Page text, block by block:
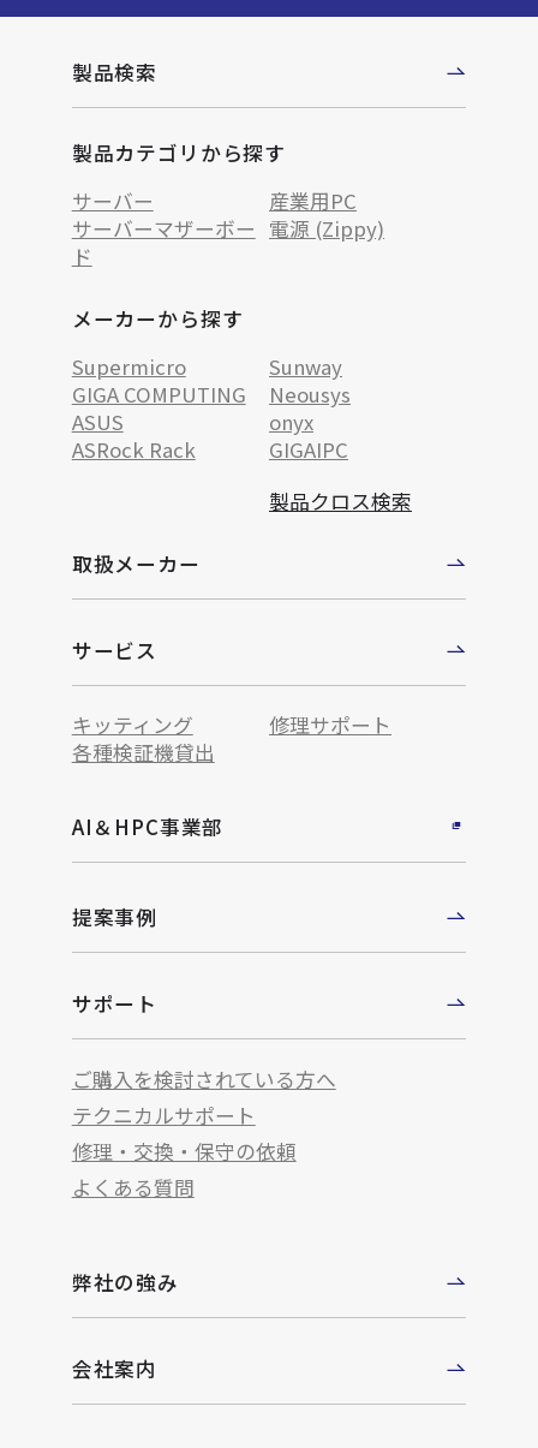
製品検索
製品カテゴリから探す
サーバー
産業用PC
サーバーマザーボー
ド
電源 (Zippy)
メーカーから探す
Supermicro
Sunway
GIGA COMPUTING
Neousys
ASUS
onyx
ASRock Rack
GIGAIPC
製品クロス検索
取扱メーカー
サービス
キッティング
修理サポート
各種検証機貸出
AI＆HPC事業部
提案事例
サポート
ご購入を検討されている方へ
テクニカルサポート
修理・交換・保守の依頼
よくある質問
弊社の強み
会社案内